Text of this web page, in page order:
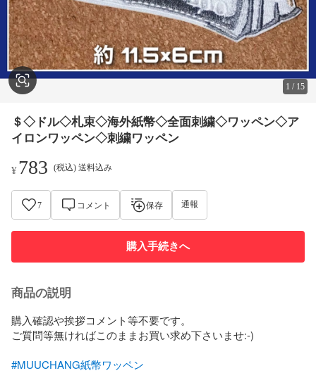
1 / 15
＄◇ドル◇札束◇海外紙幣◇全面刺繍◇ワッペン◇ア
イロンワッペン◇刺繍ワッペン
¥783 (税込) 送料込み
7 コメント 保存 通報
購入手続きへ
商品の説明
購入確認や挨拶コメント等不要です。
ご質問等無ければこのままお買い求め下さいませ:‑)
#MUUCHANG紙幣ワッペン